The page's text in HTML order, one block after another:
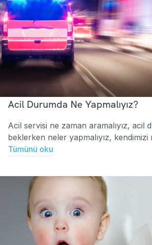
Acil Durumda Ne Yapmalıyız?
Acil servisi ne zaman aramalıyız, acil
beklerken neler yapmalıyız, kendimizi
Tümünü oku